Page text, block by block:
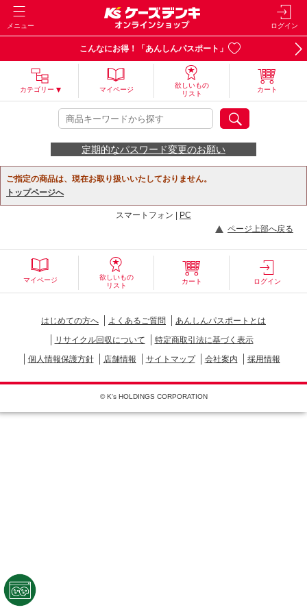
メニュー ログイン
こんなにお得！「あんしんパスポート」
カテゴリー マイページ
欲しいもの
リスト
カート
定期的なパスワード変更のお願い
ご指定の商品は、現在お取り扱いいたしておりません。
トップページへ
スマートフォン |
PC
ページ上部へ戻る
マイページ
欲しいもの
リスト
カート ログイン
はじめての方へ よくあるご質問
あんしんパスポートとは
リサイクル回収について
特定商取引法に基づく表示
個人情報保護方針
店舗情報 サイトマップ 会社案内 採用情報
© K's HOLDINGS CORPORATION